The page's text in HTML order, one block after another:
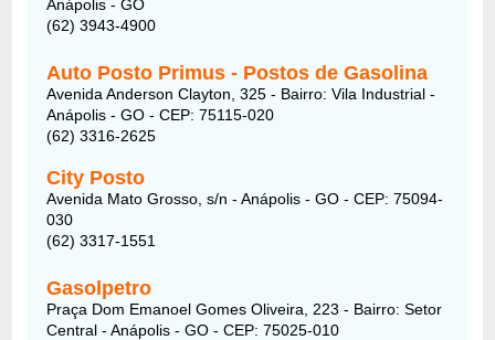
Anápolis - GO
(62) 3943-4900
Auto Posto Primus - Postos de Gasolina
Avenida Anderson Clayton, 325 - Bairro: Vila Industrial -
Anápolis - GO - CEP: 75115-020
(62) 3316-2625
City Posto
Avenida Mato Grosso, s/n - Anápolis - GO - CEP: 75094-
030
(62) 3317-1551
Gasolpetro
Praça Dom Emanoel Gomes Oliveira, 223 - Bairro: Setor
Central - Anápolis - GO - CEP: 75025-010